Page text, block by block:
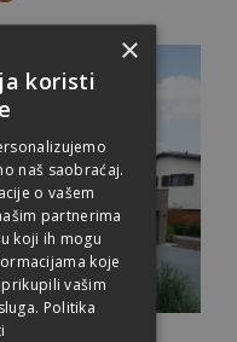
×
koristi
naš saobraćaj.
o vašem
partnerima
koji ih mogu
koje
vašim
Politika